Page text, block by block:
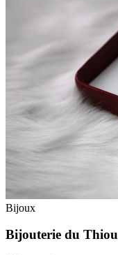
Bijoux
Bijouterie du Thiou